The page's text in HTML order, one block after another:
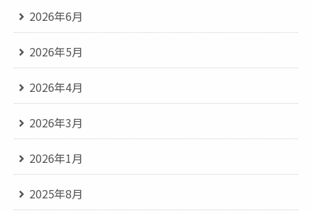
2026年6月
2026年5月
2026年4月
2026年3月
2026年1月
2025年8月